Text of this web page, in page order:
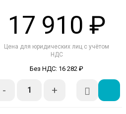
17 910 ₽
Цена для юридических лиц с учётом
НДС
Без НДС: 16 282 ₽
- +